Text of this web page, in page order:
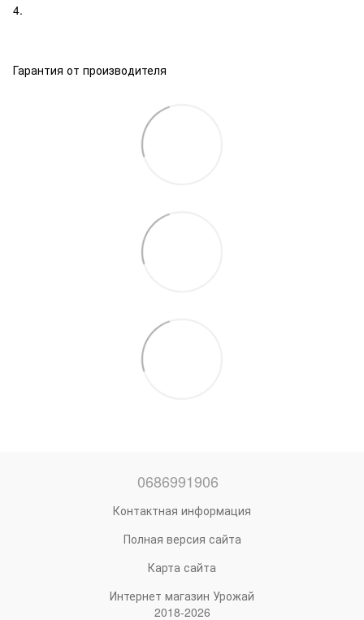
4.
Гарантия от производителя
0686991906
Контактная информация
Полная версия сайта
Карта сайта
Интернет магазин Урожай
2018-2026